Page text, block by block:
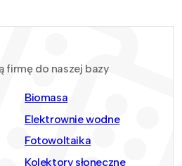
firmę do naszej bazy
Biomasa
Elektrownie wodne
Fotowoltaika
Kolektory słoneczne